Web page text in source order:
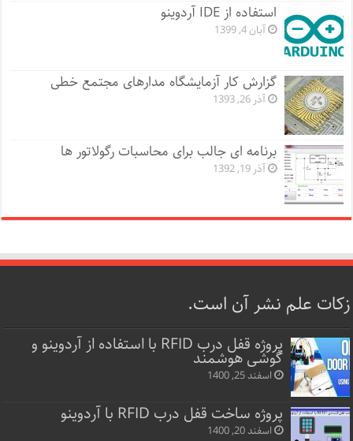
استفاده از IDE آردوینو
آبان 4, 1399
گزارش کار آزمایشگاه مدارهای مجتمع خطی
آذر 26, 1393
برنامه ای جالب برای محاسبات رگولاتور ها
آذر 19, 1392
زکات علم نشر آن است.
پروژه قفل‌ درب RFID با استفاده از آردوینو و
گوشی هوشمند
اسفند 25, 1400
پروژه ساخت قفل‌ درب RFID با آردوینو
اسفند 20, 1400